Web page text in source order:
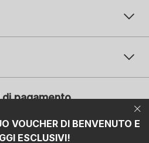
Iscrizione
pagamento
VOUCHER DI BENVENUTO E
ESCLUSIVI!